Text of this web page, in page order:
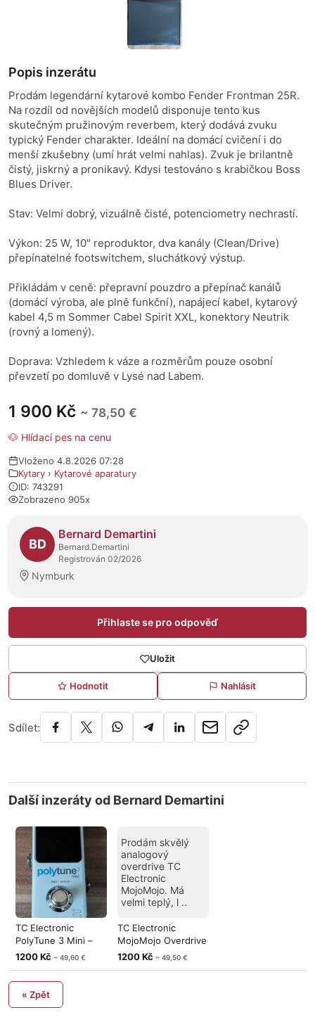
1 900 Kč ~ 78,50 €
🐶 Hlídací pes na cenu
Vloženo 4.8.2026 07:28
Kytary › Kytarové aparatury
ID: 743291
Zobrazeno 905x
O prodejci
BD
Bernard Demartini
Bernard.Demartini
Registrován 02/2026
Nymburk
Přihlaste se pro odpověď
Uložit
Hodnotit Nahlásit
Sdílet:
Popis inzerátu
Prodám legendární kytarové kombo Fender Frontman 25R.
Na rozdíl od novějších modelů disponuje tento kus
skutečným pružinovým reverbem, který dodává zvuku
typický Fender charakter. Ideální na domácí cvičení i do
menší zkušebny (umí hrát velmi nahlas). Zvuk je brilantně
čistý, jiskrný a pronikavý. Kdysi testováno s krabičkou Boss
Blues Driver.
Stav: Velmi dobrý, vizuálně čisté, potenciometry nechrastí.
Výkon: 25 W, 10" reproduktor, dva kanály (Clean/Drive)
přepínatelné footswitchem, sluchátkový výstup.
Přikládám v ceně: přepravní pouzdro a přepínač kanálů
(domácí výroba, ale plně funkční), napájecí kabel, kytarový
kabel 4,5 m Sommer Cabel Spirit XXL, konektory Neutrik
(rovný a lomený).
Doprava: Vzhledem k váze a rozměrům pouze osobní
převzetí po domluvě v Lysé nad Labem.
Další inzeráty od Bernard Demartini
TC Electronic
PolyTune 3 Mini –
špičková ladi
1200 Kč ~ 49,60 €
Prodám skvělý
analogový
overdrive TC
Electronic
MojoMojo. Má
velmi teplý, l ..
TC Electronic
MojoMojo Overdrive
– výborný st
1200 Kč ~ 49,50 €
« Zpět